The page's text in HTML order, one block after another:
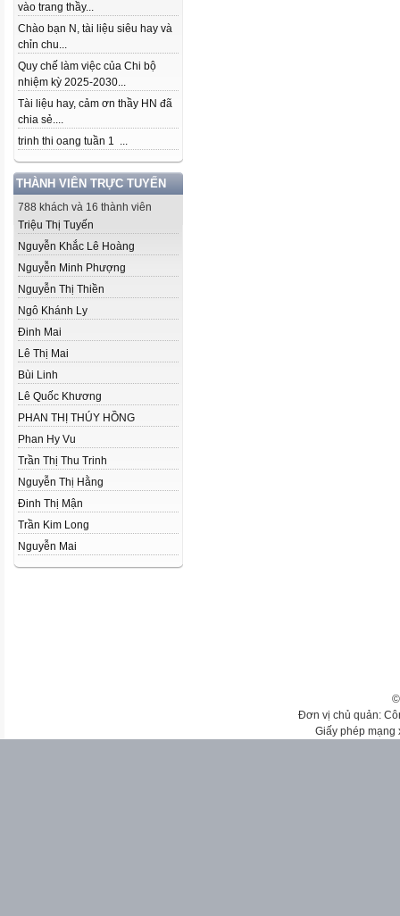
vào trang thầy...
Chào bạn N, tài liệu siêu hay và
chỉn chu...
Quy chế làm việc của Chi bộ
nhiệm kỳ 2025-2030...
Tài liệu hay, cảm ơn thầy HN đã
chia sẻ....
trinh thi oang tuần 1 ...
THÀNH VIÊN TRỰC TUYẾN
788 khách và 16 thành viên
Triệu Thị Tuyến
Nguyễn Khắc Lê Hoàng
Nguyễn Minh Phượng
Nguyễn Thị Thiền
Ngô Khánh Ly
Đinh Mai
Lê Thị Mai
Bùi Linh
Lê Quốc Khương
PHAN THỊ THÚY HỒNG
Phan Hy Vu
Trần Thị Thu Trinh
Nguyễn Thị Hằng
Đinh Thị Mận
Trần Kim Long
Nguyễn Mai
Đơn vị chủ quản:
Giấy phép mạng